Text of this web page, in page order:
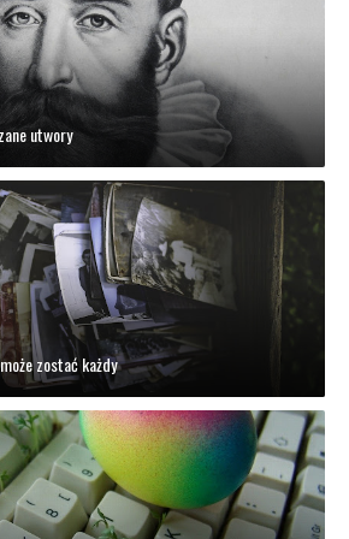
utwory
zostać każdy